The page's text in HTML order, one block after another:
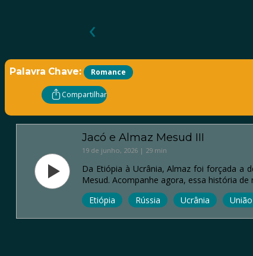
‹
Palavra Chave: Romance
Compartilhar
Jacó e Almaz Mesud III
19 de junho, 2026 | 29 min
Da Etiópia à Ucrânia, Almaz foi forçada a
Mesud. Acompanhe agora, essa história
Etiópia
Rússia Ucrânia